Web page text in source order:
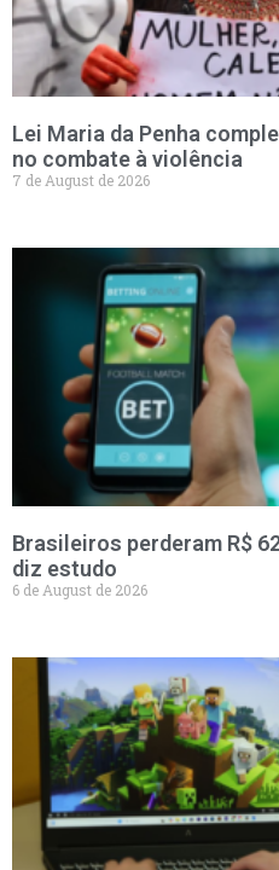
Lei Maria da Penha
no combate à violência
7 de August de 2026
Brasileiros perderam R$
diz estudo
6 de August de 2026